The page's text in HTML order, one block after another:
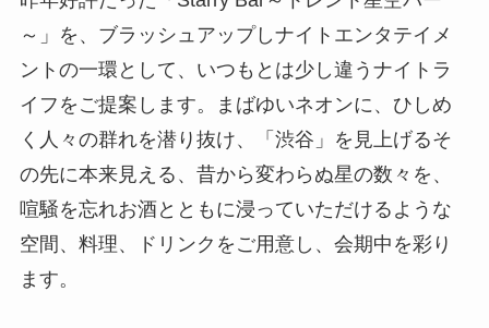
～」を、ブラッシュアップしナイトエンタテイメ
ントの一環として、いつもとは少し違うナイトラ
イフをご提案します。まばゆいネオンに、ひしめ
く人々の群れを潜り抜け、「渋谷」を見上げるそ
の先に本来見える、昔から変わらぬ星の数々を、
喧騒を忘れお酒とともに浸っていただけるような
空間、料理、ドリンクをご用意し、会期中を彩り
ます。